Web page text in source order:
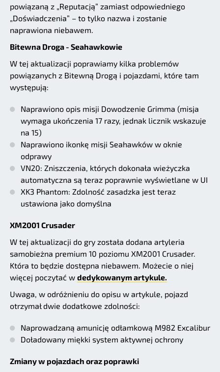
powiązaną z „Reputacją” zamiast odpowiedniego
„Doświadczenia” – to tylko nazwa i zostanie
naprawiona niebawem.
Bitewna Droga - Seahawkowie
W tej aktualizacji poprawiamy kilka problemów
powiązanych z Bitewną Drogą i pojazdami, które tam
występują:
Naprawiono opis misji Dowodzenie Grimma (misja
wymaga ukończenia 17 razy, jednak licznik wskazuje
na 15)
Naprawiono ikonkę misji Seahawków w oknie
odprawy
VN20: Zniszczenia, których dokonała wieżyczka
automatyczna są teraz poprawnie wyświetlane w UI
XK3 Phantom: Zdolność zasadzka jest teraz
ustawiona jako domyślna
XM2001 Crusader
W tej aktualizacji do gry została dodana artyleria
samobieżna premium 10 poziomu XM2001 Crusader.
Która to będzie dostępna niebawem. Możecie o niej
więcej poczytać w dedykowanym artykule.
Uwaga, w odróżnieniu do opisu w artykule, pojazd
otrzymał dwie dodatkowe zdolności:
Naprowadzaną amunicję odłamkową M982 Excalibur
Doładowany miękki system aktywnej ochrony
Zmiany w pojazdach oraz poprawki